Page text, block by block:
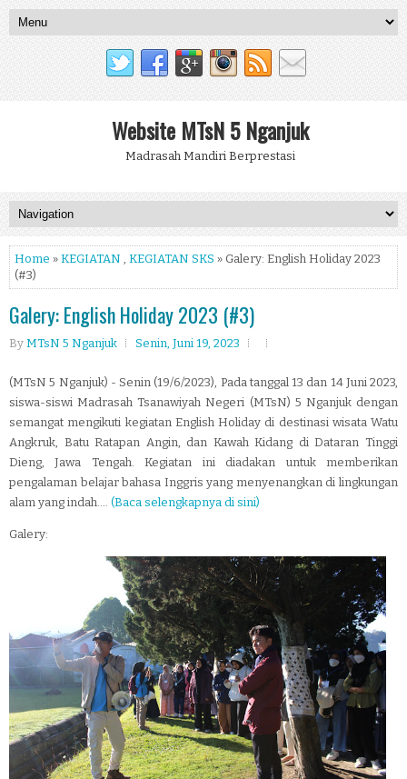
Website MTsN 5 Nganjuk
Madrasah Mandiri Berprestasi
Home » KEGIATAN , KEGIATAN SKS » Galery: English Holiday 2023
(#3)
Galery: English Holiday 2023 (#3)
By MTsN 5 Nganjuk Senin, Juni 19, 2023
(MTsN 5 Nganjuk) - Senin (19/6/2023), Pada tanggal 13 dan 14 Juni 2023,
siswa-siswi Madrasah Tsanawiyah Negeri (MTsN) 5 Nganjuk dengan
semangat mengikuti kegiatan English Holiday di destinasi wisata Watu
Angkruk, Batu Ratapan Angin, dan Kawah Kidang di Dataran Tinggi
Dieng, Jawa Tengah. Kegiatan ini diadakan untuk memberikan
pengalaman belajar bahasa Inggris yang menyenangkan di lingkungan
alam yang indah.... (Baca selengkapnya di sini)
Galery: